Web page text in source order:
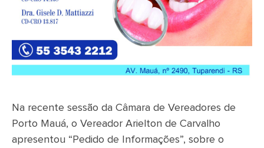
Na recente sessão da Câmara de Vereadores de
Porto Mauá, o Vereador Arielton de Carvalho
apresentou “Pedido de Informações”, sobre o